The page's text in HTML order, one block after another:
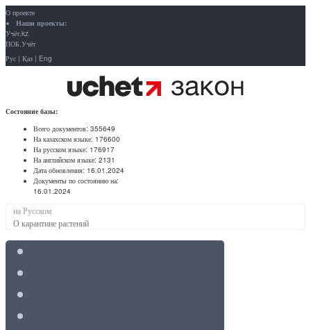
О проекте
Наши проекты:
Учёт.kz
ПОБ.Учёт
Рус | Қаз | Eng
Состояние базы:
Всего документов: 355649
На казахском языке: 176600
На русском языке: 176917
На английском языке: 2131
Дата обновления: 16.01.2024
Документы по состоянию на:
16.01.2024
на Русском
О карантине растений